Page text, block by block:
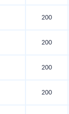
200
200
200
200